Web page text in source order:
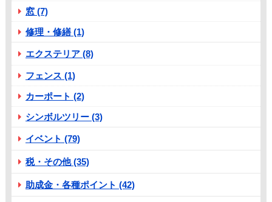
窓 (7)
修理・修繕 (1)
エクステリア (8)
フェンス (1)
カーポート (2)
シンボルツリー (3)
イベント (79)
税・その他 (35)
助成金・各種ポイント (42)